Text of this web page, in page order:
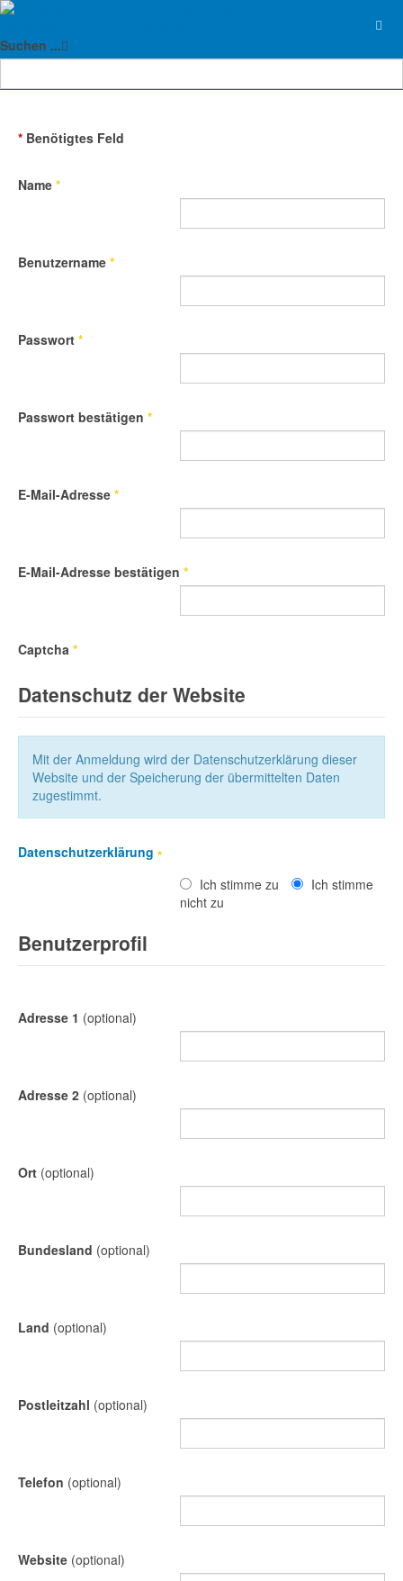
Suchen ...
Benutzerregistrierung
* Benötigtes Feld
Name *
Benutzername *
Passwort *
Passwort bestätigen *
E-Mail-Adresse *
E-Mail-Adresse bestätigen *
Captcha *
Datenschutz der Website
Mit der Anmeldung wird der Datenschutzerklärung dieser
Website und der Speicherung der übermittelten Daten
zugestimmt.
Datenschutzerklärung *
Ich stimme zu
Ich stimme
nicht zu
Benutzerprofil
Adresse 1 (optional)
Adresse 2 (optional)
Ort (optional)
Bundesland (optional)
Land (optional)
Postleitzahl (optional)
Telefon (optional)
Website (optional)